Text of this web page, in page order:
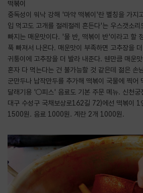
떡볶이
중독성이 워낙 강해 '마약 떡볶이'란 별칭을 가지
입 먹고도 고개를 절레절레 흔든다'는 우스갯소
빠지는 매운맛이다. '물 반, 떡볶이 반'이라고 할
푹 빠져서 나온다. 매운맛이 부족하면 고추장을
귀퉁이에 고추장을 더 발라 내준다. 웬만큼 매운
혼자 다 먹는다는 건 불가능할 것 같은데 젊은 손
군만두나 납작만두를 추가해 떡볶이 국물에 찍어
달래기용 '○피스' 음료도 기본 주문 메뉴. 신천
대구 수성구 국채보상로162길 72)에선 떡볶이
1500원. 음료 1000원. 계란 2개 1000원.